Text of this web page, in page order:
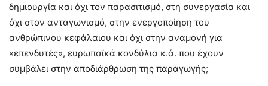
δημιουργία και όχι τον παρασιτισμό, στη συνεργασία και
όχι στον ανταγωνισμό, στην ενεργοποίηση του
ανθρώπινου κεφάλαιου και όχι στην αναμονή για
«επενδυτές», ευρωπαϊκά κονδύλια κ.ά. που έχουν
συμβάλει στην αποδιάρθρωση της παραγωγής;